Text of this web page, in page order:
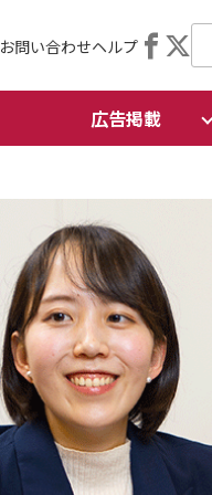
お問い合わせヘルプ
広告掲載